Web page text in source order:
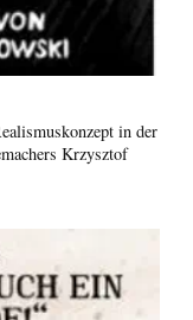
in der
Krzysztof